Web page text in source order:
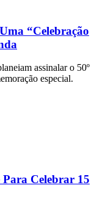
“Celebração
assinalar o 50º
especial.
Celebrar 15